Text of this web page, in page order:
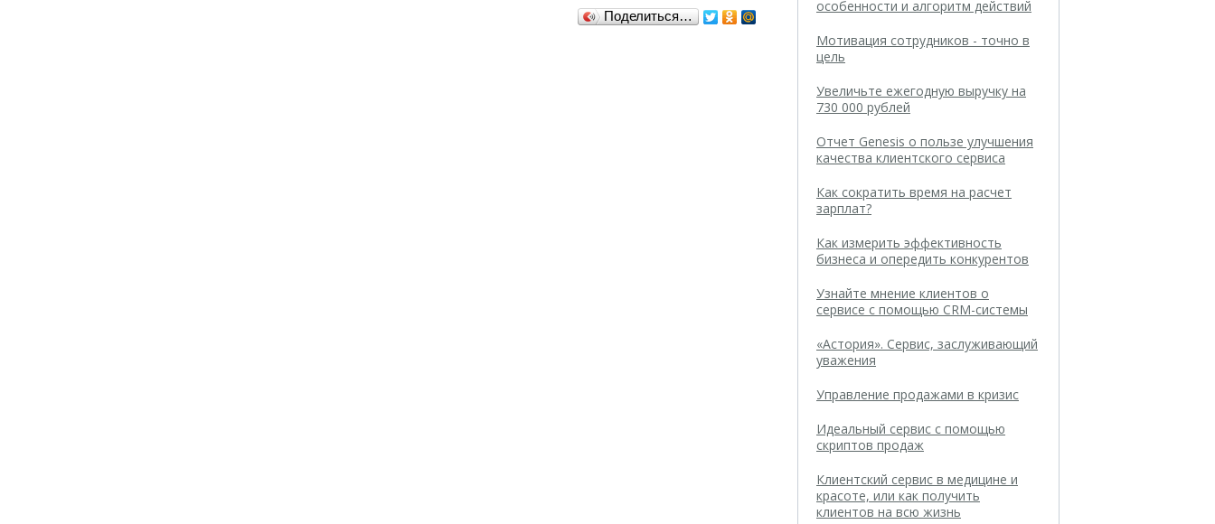
Поделиться…
особенности и алгоритм действий
Мотивация сотрудников - точно в
цель
Увеличьте ежегодную выручку на
730 000 рублей
Отчет Genesis о пользе улучшения
качества клиентского сервиса
Как сократить время на расчет
зарплат?
Как измерить эффективность
бизнеса и опередить конкурентов
Узнайте мнение клиентов о
сервисе с помощью CRM-системы
«Астория». Сервис, заслуживающий
уважения
Управление продажами в кризис
Идеальный сервис с помощью
скриптов продаж
Клиентский сервис в медицине и
красоте, или как получить
клиентов на всю жизнь